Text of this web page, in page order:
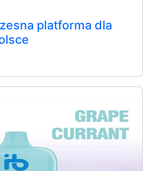
platforma dla